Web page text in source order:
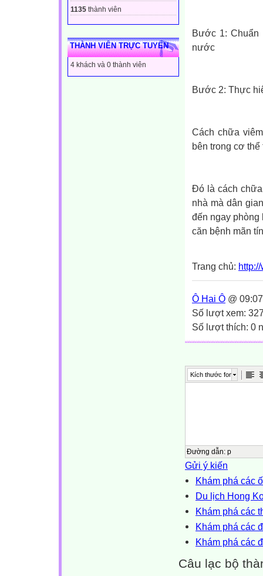
1135 thành viên
THÀNH VIÊN TRỰC TUYẾN
4 khách và 0 thành viên
Bước 1: Chuẩn
nước
Bước 2: Thực
Cách chữa
bên trong cơ
Đó là cách
nhà mà dân
đến ngay
căn bệnh mãn
Trang chủ:
Ô Hai Ô @
Số lượt xem:
Số lượt thích: 0
Kích thước font
Đường dẫn: p
Gửi ý kiến
Khám phá các
Du lịch Hong
Khám phá các
Khám phá các
Khám phá các
Câu lạc bộ